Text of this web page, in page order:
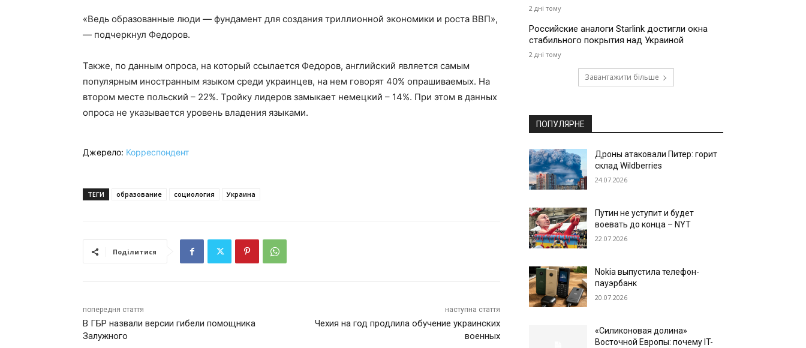
«Ведь образованные люди — фундамент для создания триллионной экономики и роста ВВП»,
— подчеркнул Федоров.
Также, по данным опроса, на который ссылается Федоров, английский является самым
популярным иностранным языком среди украинцев, на нем говорят 40% опрашиваемых. На
втором месте польский – 22%. Тройку лидеров замыкает немецкий – 14%. При этом в данных
опроса не указывается уровень владения языками.
Джерело: Корреспондент
ТЕГИ образование социология Украина
Поділитися
попередня стаття
В ГБР назвали версии гибели помощника
Залужного
наступна стаття
Чехия на год продлила обучение украинских
военных
2 дні тому
Российские аналоги Starlink достигли окна
стабильного покрытия над Украиной
2 дні тому
Завантажити більше
ПОПУЛЯРНЕ
Дроны атаковали Питер: горит
склад Wildberries
24.07.2026
Путин не уступит и будет
воевать до конца – NYT
22.07.2026
Nokia выпустила телефон-
пауэрбанк
20.07.2026
«Силиконовая долина»
Восточной Европы: почему IT-